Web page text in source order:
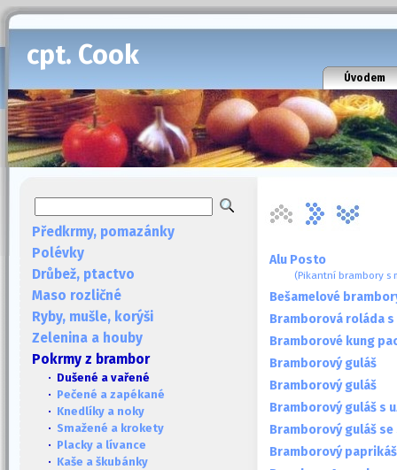
cpt. Cook
Úvodem
Předkrmy, pomazánky
Polévky
Drůbež, ptactvo
Maso rozličné
Ryby, mušle, korýši
Zelenina a houby
Pokrmy z brambor
· Dušené a vařené
· Pečené a zapékané
· Knedlíky a noky
· Smažené a krokety
· Placky a lívance
· Kaše a škubánky
Alu Posto
(Pikantní brambory s
Bešamelové
Bramborová roláda
Bramborové kung
Bramborový guláš
Bramborový guláš
Bramborový guláš s
Bramborový guláš
Bramborový paprikáš